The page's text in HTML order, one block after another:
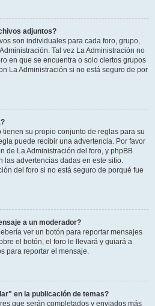
adjuntos?
son individuales para cada foro, grupo,
Tal vez La Administración no
en que se encuentra o solo ciertos grupos
La Administración si no está seguro de por
su propio conjunto de reglas para su
puede recibir una advertencia. Por favor
de La Administración del foro, y phpBB
las advertencias dadas en este sitio.
del foro si no está seguro de porqué fue
a un moderador?
ver un botón para reportar mensajes
el botón, el foro le llevará y guiará a
para reportar el mensaje.
en la publicación de temas?
que serán completados y enviados más